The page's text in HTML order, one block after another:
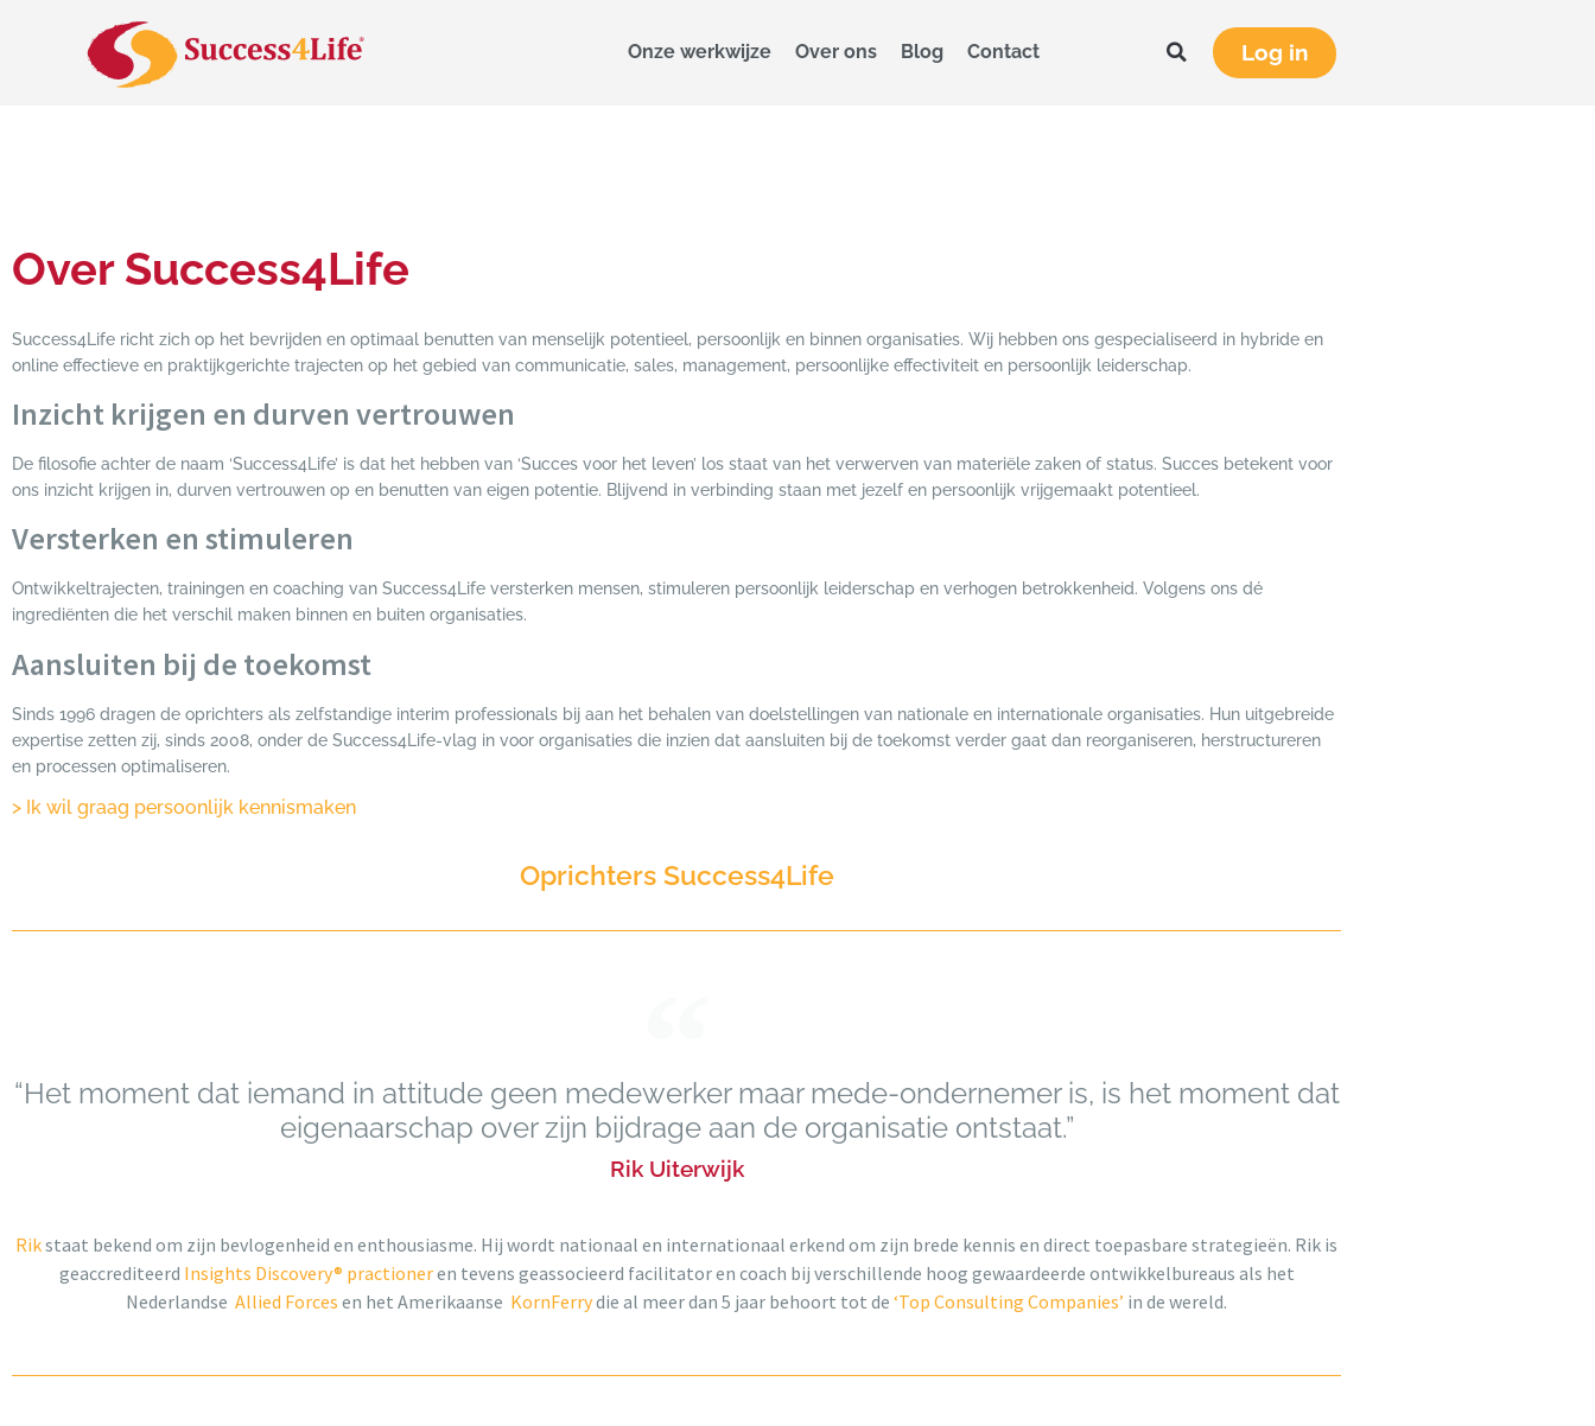
Onze werkwijze Over ons Blog Contact Log in
Over Success4Life
Success4Life richt zich op het bevrijden en optimaal benutten van menselijk potentieel, persoonlijk en binnen organisaties. Wij hebben ons gespecialiseerd in hybride en
online effectieve en praktijkgerichte trajecten op het gebied van communicatie, sales, management, persoonlijke effectiviteit en persoonlijk leiderschap.
Inzicht krijgen en durven vertrouwen
De filosofie achter de naam ‘Success4Life’ is dat het hebben van ‘Succes voor het leven’ los staat van het verwerven van materiële zaken of status. Succes betekent voor
ons inzicht krijgen in, durven vertrouwen op en benutten van eigen potentie. Blijvend in verbinding staan met jezelf en persoonlijk vrijgemaakt potentieel.
Versterken en stimuleren
Ontwikkeltrajecten, trainingen en coaching van Success4Life versterken mensen, stimuleren persoonlijk leiderschap en verhogen betrokkenheid. Volgens ons dé
ingrediënten die het verschil maken binnen en buiten organisaties.
Aansluiten bij de toekomst
Sinds 1996 dragen de oprichters als zelfstandige interim professionals bij aan het behalen van doelstellingen van nationale en internationale organisaties. Hun uitgebreide
expertise zetten zij, sinds 2008, onder de Success4Life-vlag in voor organisaties die inzien dat aansluiten bij de toekomst verder gaat dan reorganiseren, herstructureren
en processen optimaliseren.
> Ik wil graag persoonlijk kennismaken
Oprichters Success4Life
“Het moment dat iemand in attitude geen medewerker maar mede-ondernemer is, is het moment dat
eigenaarschap over zijn bijdrage aan de organisatie ontstaat.”
Rik Uiterwijk
Rikstaat bekend om zijn bevlogenheid en enthousiasme. Hij wordt nationaal en internationaal erkend om zijn brede kennis en direct toepasbare strategieën. Rik is
geaccrediteerd Insights Discovery® practioneren tevens geassocieerd facilitator en coach bij verschillende hoog gewaardeerde ontwikkelbureaus als het
Nederlandse Allied Forces en het Amerikaanse KornFerrydie al meer dan 5 jaar behoort tot de ‘Top Consulting Companies’ in de wereld.